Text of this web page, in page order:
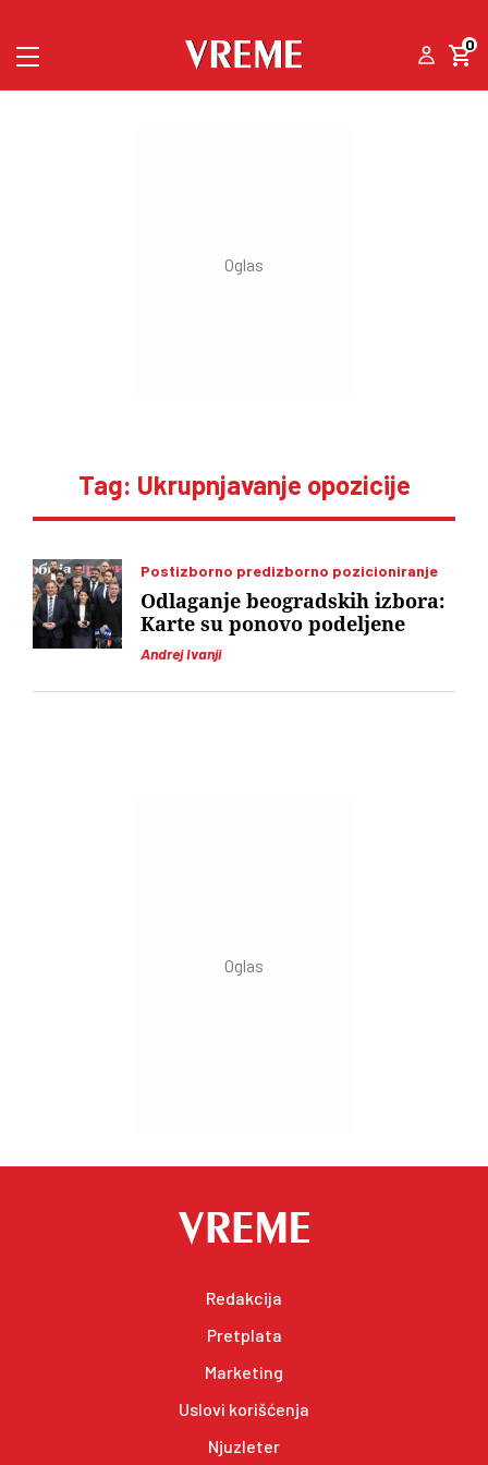
0
Tag: Ukrupnjavanje opozicije
Postizborno predizborno pozicioniranje
Andrej Ivanji
Odlaganje beogradskih izbora:
Karte su ponovo podeljene
Redakcija
Pretplata
Marketing
Uslovi korišćenja
Njuzleter